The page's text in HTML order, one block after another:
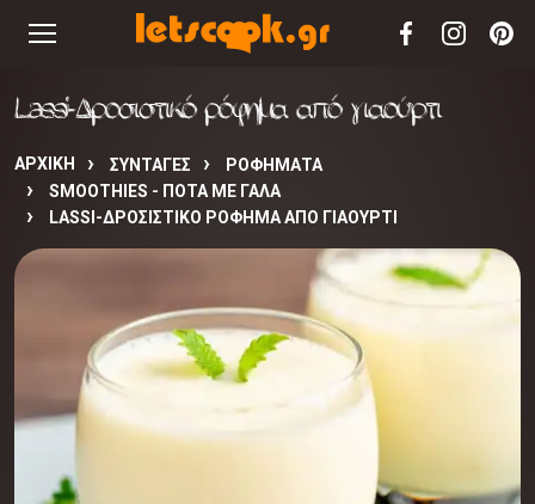
Lassi-Δροσιστικό ρόφημα από γιαούρτι
ΑΡΧΙΚΉ ΣΥΝΤΑΓΈΣ
ΡΟΦΗΜΑΤΑ
SMOOTHIES - ΠΟΤΆ ΜΕ ΓΆΛΑ
LASSI-ΔΡΟΣΙΣΤΙΚΌ ΡΌΦΗΜΑ ΑΠΌ ΓΙΑΟΎΡΤΙ